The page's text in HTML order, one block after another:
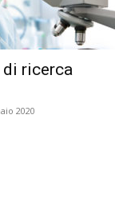
di ricerca
2020